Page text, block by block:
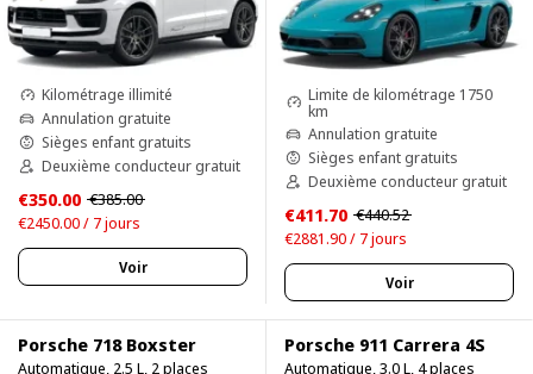
Kilométrage illimité
Annulation gratuite
Sièges enfant gratuits
Deuxième conducteur gratuit
€350.00 €385.00
€2450.00 / 7 jours
Voir
Limite de kilométrage 1750
km
Annulation gratuite
Sièges enfant gratuits
Deuxième conducteur gratuit
€411.70 €440.52
€2881.90 / 7 jours
Voir
Porsche 718 Boxster
Automatique, 2.5 L, 2 places
Porsche 911 Carrera 4S
Automatique, 3.0 L, 4 places